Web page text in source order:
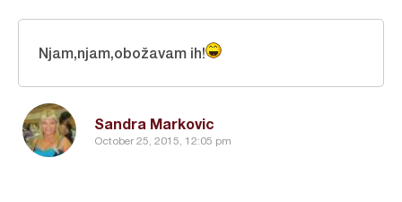
Sandra Markovic
October 25, 2015, 12:05 pm
Njam,njam,obožavam ih!